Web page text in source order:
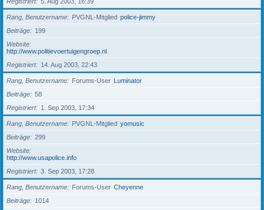
Rang, Benutzername PVGNL-Mitglied police-jimmy
Beiträge
199
Website
http://www.politievoertuigengroep.nl
Registriert
14. Aug 2003, 22:43
Rang, Benutzername Forums-User Luminator
Beiträge
58
Registriert
1. Sep 2003, 17:34
Rang, Benutzername PVGNL-Mitglied yomusic
Beiträge
299
Website
http://www.usapolice.info
Registriert
3. Sep 2003, 17:28
Rang, Benutzername Forums-User Cheyenne
Beiträge
1014